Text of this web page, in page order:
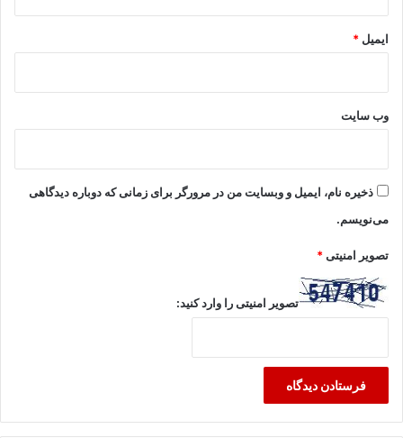
ایمیل *
وب‌ سایت
ذخیره نام، ایمیل و وبسایت من در مرورگر برای زمانی که دوباره دیدگاهی
می‌نویسم.
تصویر امنیتی*
تصویر امنیتی را وارد کنید: